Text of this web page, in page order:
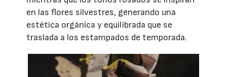
en las flores silvestres, generando una
estética orgánica y equilibrada que se
traslada a los estampados de temporada.